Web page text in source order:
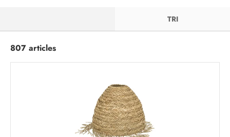
TRI
807 articles